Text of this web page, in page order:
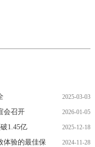
2025-03-03
会召开 2026-01-05
1.45亿 2025-12-18
体验的最佳保 2024-11-28